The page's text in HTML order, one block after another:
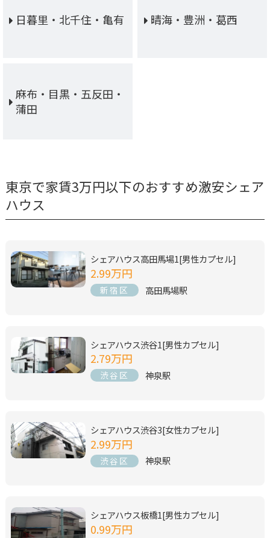
日暮里・北千住・亀有 晴海・豊洲・葛西
麻布・目黒・五反田・
蒲田
東京で家賃3万円以下のおすすめ激安シェア
ハウス
シェアハウス高田馬場1[男性カプセル]
2.99万円
新宿区 高田馬場駅
シェアハウス渋谷1[男性カプセル]
2.79万円
渋谷区 神泉駅
シェアハウス渋谷3[女性カプセル]
2.99万円
渋谷区 神泉駅
シェアハウス板橋1[男性カプセル]
0.99万円